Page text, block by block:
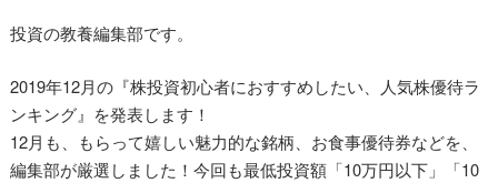
投資の教養編集部です。
2019年12月の『株投資初心者におすすめしたい、人気株優待ラ
ンキング』を発表します！
12月も、もらって嬉しい魅力的な銘柄、お食事優待券などを、
編集部が厳選しました！今回も最低投資額「10万円以下」「10